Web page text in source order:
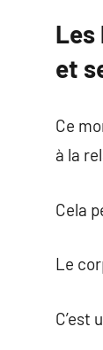
Les
et
Ce
à la
Cela
Le
C’est